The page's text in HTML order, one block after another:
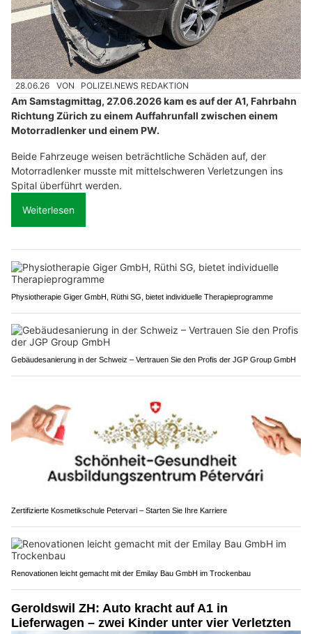
28.06.26 VON POLIZEI.NEWS REDAKTION
Am Samstagmittag, 27.06.2026 kam es auf der A1, Fahrbahn
Richtung Zürich zu einem Auffahrunfall zwischen einem
Motorradlenker und einem PW.
Beide Fahrzeuge weisen beträchtliche Schäden auf, der
Motorradlenker musste mit mittelschweren Verletzungen ins
Spital überführt werden.
Weiterlesen
Physiotherapie Giger GmbH, Rüthi SG, bietet individuelle Therapieprogramme
Gebäudesanierung in der Schweiz – Vertrauen Sie den Profis der JGP Group GmbH
Zertifizierte Kosmetikschule Petervari – Starten Sie Ihre Karriere
Renovationen leicht gemacht mit der Emilay Bau GmbH im Trockenbau
Geroldswil ZH: Auto kracht auf A1 in
Lieferwagen – zwei Kinder unter vier Verletzten